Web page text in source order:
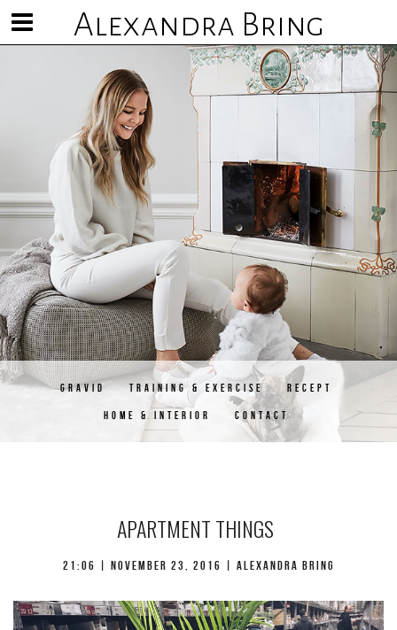
Alexandra Bring
Visa/göm
meny
GRAVID TRAINING & EXERCISE RECEPT
HOME & INTERIOR CONTACT
APARTMENT THINGS
21:06 | november 23, 2016 | Alexandra Bring